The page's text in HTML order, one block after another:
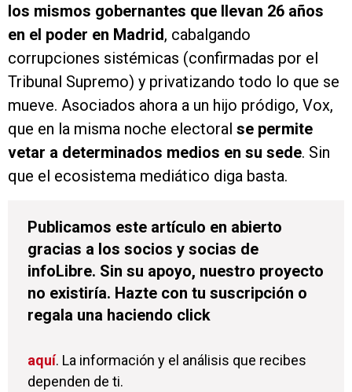
los mismos gobernantes que llevan 26 años
en el poder en Madrid, cabalgando
corrupciones sistémicas (confirmadas por el
Tribunal Supremo) y privatizando todo lo que se
mueve. Asociados ahora a un hijo pródigo, Vox,
que en la misma noche electoral se permite
vetar a determinados medios en su sede. Sin
que el ecosistema mediático diga basta.
Publicamos este artículo en abierto
gracias a los socios y socias de
infoLibre. Sin su apoyo, nuestro proyecto
no existiría. Hazte con tu suscripción o
regala una haciendo click
aquí. La información y el análisis que recibes
dependen de ti.